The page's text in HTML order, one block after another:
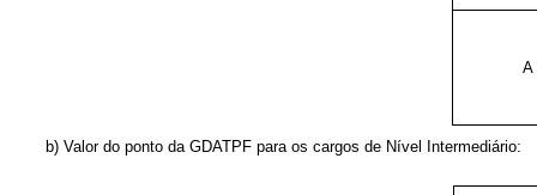
A
b) Valor do ponto da GDATPF para os cargos de Nível Intermediário: